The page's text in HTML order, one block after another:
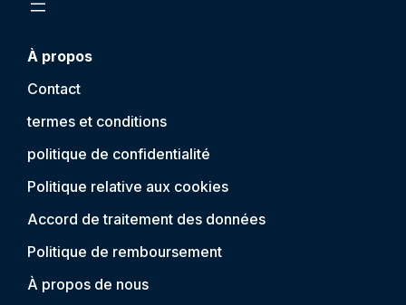
À propos
Contact
termes et conditions
politique de confidentialité
Politique relative aux cookies
Accord de traitement des données
Politique de remboursement
À propos de nous